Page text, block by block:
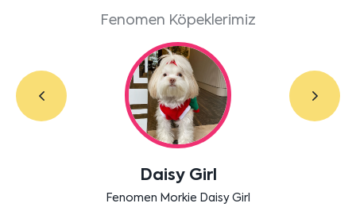
Fenomen Köpeklerimiz
Labradoodle Bruno
Bensu Soral'ın dostu Bruno